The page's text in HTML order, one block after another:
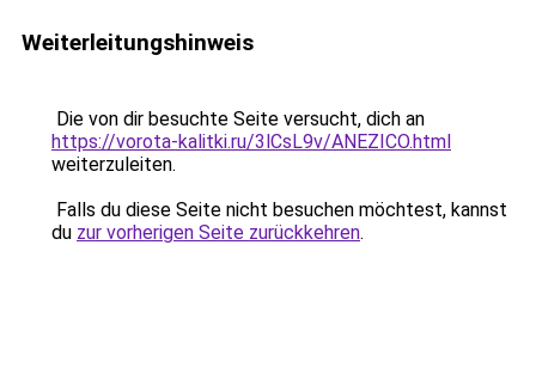
Weiterleitungshinweis
Die von dir besuchte Seite versucht, dich an
https://vorota-kalitki.ru/3lCsL9v/ANEZICO.html
weiterzuleiten.
Falls du diese Seite nicht besuchen möchtest, kannst
du zur vorherigen Seite zurückkehren.